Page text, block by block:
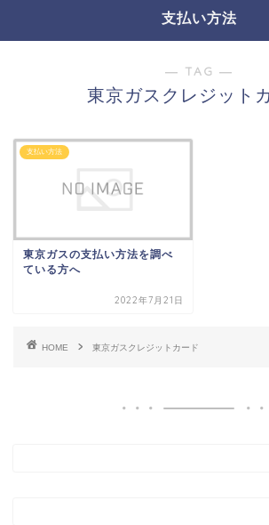
支払い方法
― TAG ―
東京ガスクレジット
支払い方法
東京ガスの支払い方法を調べ
ている方へ
2022年7月21日
HOME 東京ガスクレジットカード